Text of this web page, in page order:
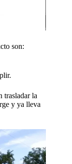
son:
trasladar la
y ya lleva